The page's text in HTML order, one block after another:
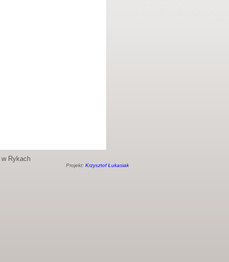
w Rykach
Projekt: Krzysztof Łukasiak